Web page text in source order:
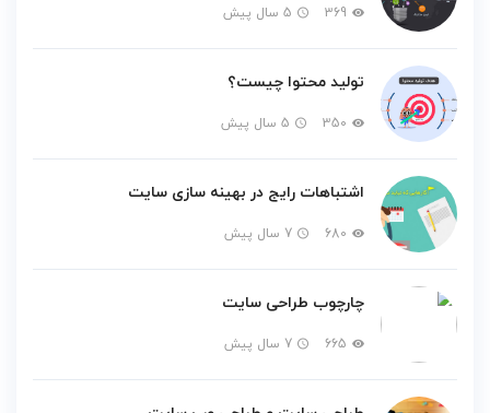
369 5 سال پیش
تولید محتوا چیست؟
350 5 سال پیش
اشتباهات رایج در بهینه سازی سایت
680 7 سال پیش
چارچوب طراحی سایت
665 7 سال پیش